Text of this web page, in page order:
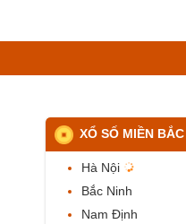
XỔ SỐ MIỀN BẮC
Hà Nội
Bắc Ninh
Nam Định